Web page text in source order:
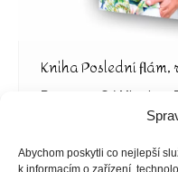
Abychom poskytli co nejlepší
k informacím o zařízení,
Kniha Poslední
Recenze Od Miroslava
Autor knihy Matthew
flám je? Kniha
Robbiem, který zjistí,